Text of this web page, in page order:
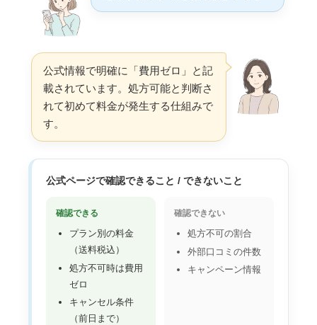
公式情報で明確に「費用ゼロ」と記
載されています。処方可能と判断さ
れて初めて料金が発生する仕組みで
す。
公式ページで確認できること / できないこと
確認できる
プラン別の料金
（送料税込）
処方不可時は費用
ゼロ
キャンセル条件
（前日まで）
確認できない
処方不可の割合
外部口コミの件数
キャンペーン情報